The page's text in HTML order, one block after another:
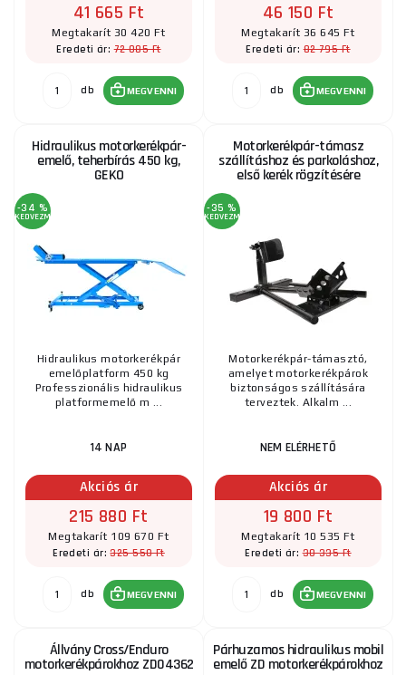
41 665 Ft
Megtakarít 30 420 Ft
Eredeti ár:72 085 Ft
db MEGVENNI
46 150 Ft
Megtakarít 36 645 Ft
Eredeti ár:82 795 Ft
db MEGVENNI
Hidraulikus motorkerékpár-
emelő, teherbírás 450 kg,
GEKO
-34 %
KEDVEZMÉNY
Hidraulikus motorkerékpár
emelőplatform 450 kg
Professzionális hidraulikus
platformemelő m ...
14 NAP
Akciós ár
215 880 Ft
Megtakarít 109 670 Ft
Eredeti ár:325 550 Ft
db MEGVENNI
Motorkerékpár-támasz
szállításhoz és parkoláshoz,
első kerék rögzítésére
-35 %
KEDVEZMÉNY
Motorkerékpár-támasztó,
amelyet motorkerékpárok
biztonságos szállítására
terveztek. Alkalm ...
NEM ELÉRHETŐ
Akciós ár
19 800 Ft
Megtakarít 10 535 Ft
Eredeti ár:30 335 Ft
db MEGVENNI
Állvány Cross/Enduro
motorkerékpárokhoz ZD04362
Párhuzamos hidraulikus mobil
emelő ZD motorkerékpárokhoz